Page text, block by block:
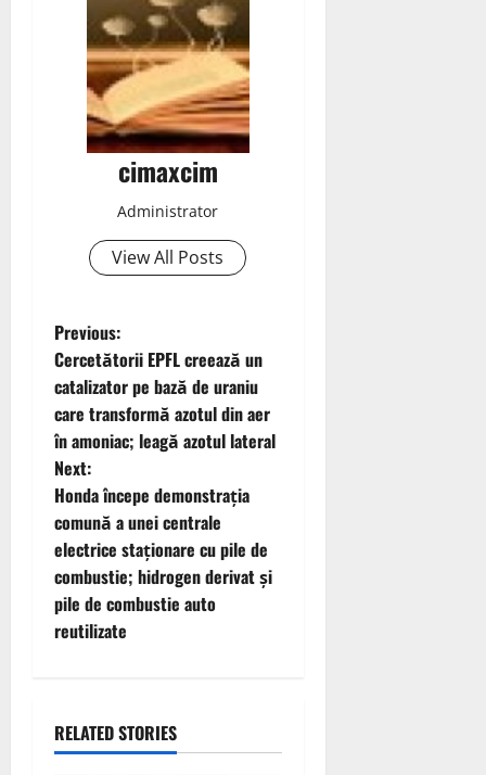
cimaxcim
Administrator
View All Posts
P
o
s
t
n
a
v
a
Previous:
Cercetătorii EPFL creează un
catalizator pe bază de uraniu
care transformă azotul din aer
în amoniac; leagă azotul lateral
Next:
Honda începe demonstrația
comună a unei centrale
electrice staționare cu pile de
combustie; hidrogen derivat și
pile de combustie auto
reutilizate
RELATED STORIES